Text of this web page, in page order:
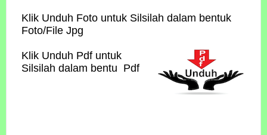
Klik Unduh Foto untuk Silsilah dalam bentuk
Foto/File Jpg
Klik Unduh Pdf untuk
Silsilah dalam bentu Pdf